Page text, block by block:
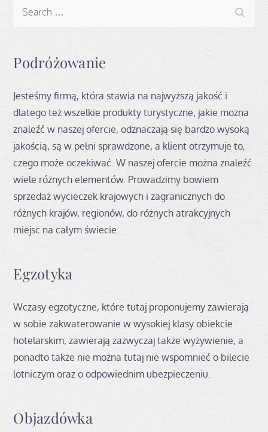
Podróżowanie
Jesteśmy firmą, która stawia na najwyższą jakość i
dlatego też wszelkie produkty turystyczne, jakie można
znaleźć w naszej ofercie, odznaczają się bardzo wysoką
jakością, są w pełni sprawdzone, a klient otrzymuje to,
czego może oczekiwać. W naszej ofercie można znaleźć
wiele różnych elementów. Prowadzimy bowiem
sprzedaż wycieczek krajowych i zagranicznych do
różnych krajów, regionów, do różnych atrakcyjnych
miejsc na całym świecie.
Egzotyka
Wczasy egzotyczne, które tutaj proponujemy zawierają
w sobie zakwaterowanie w wysokiej klasy obiekcie
hotelarskim, zawierają zazwyczaj także wyżywienie, a
ponadto także nie można tutaj nie wspomnieć o bilecie
lotniczym oraz o odpowiednim ubezpieczeniu.
Objazdówka